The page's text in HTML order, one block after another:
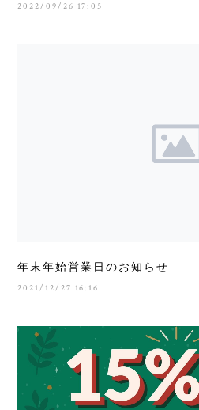
2022/09/26 17:05
年末年始営業日のお知らせ
2021/12/27 16:16